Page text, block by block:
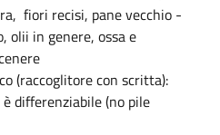
fiori recisi, pane vecchio -
olii in genere, ossa e
(raccoglitore con scritta):
differenziabile (no pile